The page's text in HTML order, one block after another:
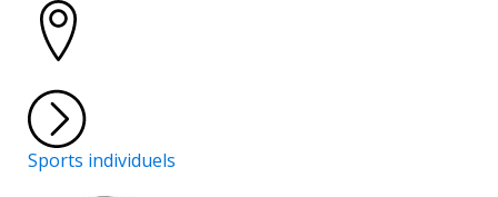
Sports individuels